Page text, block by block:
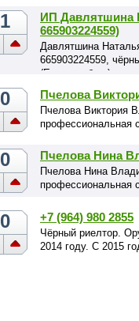
1
ИП Давлятшина
665903224559)
Давлятшина
665903224559,
(Екатеринбург).
0 Пчелова
Пчелова Виктория
профессиональная
0 Пчелова Нина
Пчелова Нина
профессиональная
0 +7 (964) 980 2855
Чёрный риелтор.
2014 году. С 2015